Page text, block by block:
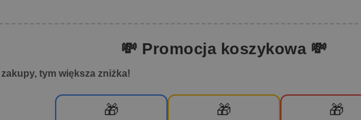
💸 Promocja koszykowa 💸
zakupy, tym większa zniżka!
🎁 🎁 🎁